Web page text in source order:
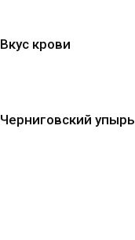
Вкус крови
Черниговский упырь